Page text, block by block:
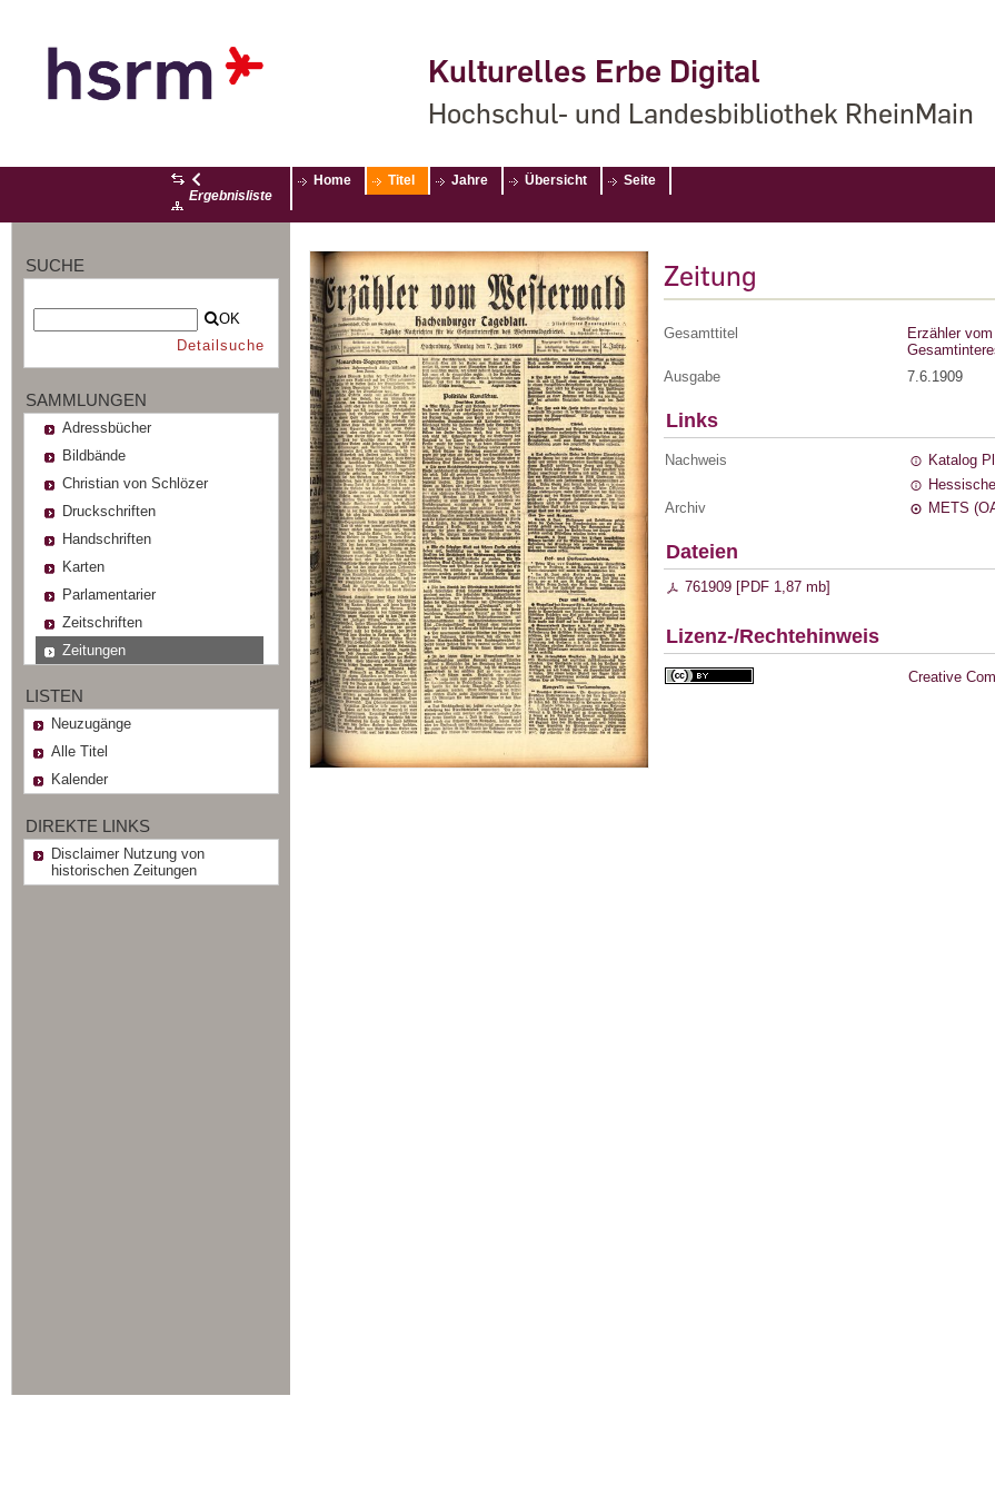
Kulturelles Erbe Digital
Hochschul- und Landesbibliothek RheinMain
Ergebnisliste
Home Titel Jahre Übersicht Seite
SUCHE
OK
Detailsuche
SAMMLUNGEN
Adressbücher
Bildbände
Christian von Schlözer
Druckschriften
Handschriften
Karten
Parlamentarier
Zeitschriften
Zeitungen
LISTEN
Neuzugänge
Alle Titel
Kalender
DIREKTE LINKS
Disclaimer Nutzung von
historischen Zeitungen
Zeitung
Gesamttitel
Erzähler
Ausgabe
7.6.1909
Links
Nachweis
Katalog
Archiv
METS
Dateien
761909 [PDF 1,87 mb]
Lizenz-/Rechtehinweis
Creative